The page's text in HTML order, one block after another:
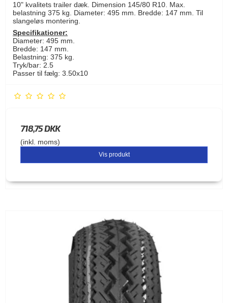
10" kvalitets trailer dæk. Dimension 145/80 R10. Max.
belastning 375 kg. Diameter: 495 mm. Bredde: 147 mm. Til
slangeløs montering.
Specifikationer:
Diameter: 495 mm.
Bredde: 147 mm.
Belastning: 375 kg.
Tryk/bar: 2.5
Passer til fælg: 3.50x10
718,75 DKK
(inkl. moms)
Vis produkt